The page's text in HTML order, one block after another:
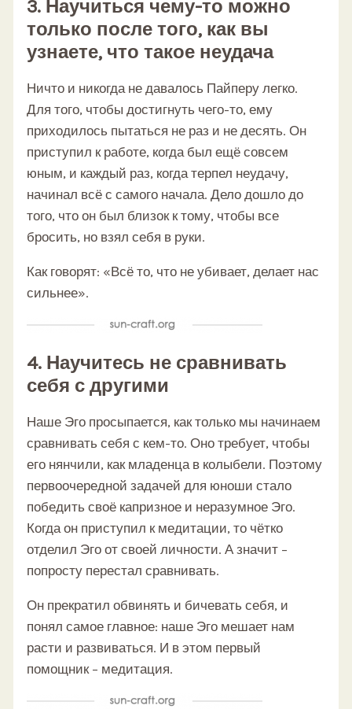
3. Научиться чему-то можно
только после того, как вы
узнаете, что такое неудача
Ничто и никогда не давалось Пайперу легко.
Для того, чтобы достигнуть чего-то, ему
приходилось пытаться не раз и не десять. Он
приступил к работе, когда был ещё совсем
юным, и каждый раз, когда терпел неудачу,
начинал всё с самого начала. Дело дошло до
того, что он был близок к тому, чтобы все
бросить, но взял себя в руки.
Как говорят: «Всё то, что не убивает, делает нас
сильнее».
4. Научитесь не сравнивать
себя с другими
Наше Эго просыпается, как только мы начинаем
сравнивать себя с кем-то. Оно требует, чтобы
его нянчили, как младенца в колыбели. Поэтому
первоочередной задачей для юноши стало
победить своё капризное и неразумное Эго.
Когда он приступил к медитации, то чётко
отделил Эго от своей личности. А значит –
попросту перестал сравнивать.
Он прекратил обвинять и бичевать себя, и
понял самое главное: наше Эго мешает нам
расти и развиваться. И в этом первый
помощник – медитация.